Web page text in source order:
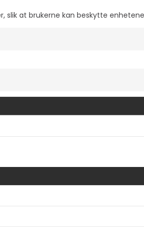
at brukerne kan beskytte